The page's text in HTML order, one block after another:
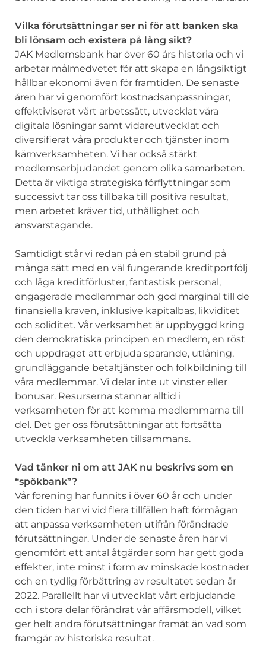
Vilka förutsättningar ser ni för att banken ska
bli lönsam och existera på lång sikt?
JAK Medlemsbank har över 60 års historia och vi
arbetar målmedvetet för att skapa en långsiktigt
hållbar ekonomi även för framtiden. De senaste
åren har vi genomfört kostnadsanpassningar,
effektiviserat vårt arbetssätt, utvecklat våra
digitala lösningar samt vidareutvecklat och
diversifierat våra produkter och tjänster inom
kärnverksamheten. Vi har också stärkt
medlemserbjudandet genom olika samarbeten.
Detta är viktiga strategiska förflyttningar som
successivt tar oss tillbaka till positiva resultat,
men arbetet kräver tid, uthållighet och
ansvarstagande.
Samtidigt står vi redan på en stabil grund på
många sätt med en väl fungerande kreditportfölj
och låga kreditförluster, fantastisk personal,
engagerade medlemmar och god marginal till de
finansiella kraven, inklusive kapitalbas, likviditet
och soliditet. Vår verksamhet är uppbyggd kring
den demokratiska principen en medlem, en röst
och uppdraget att erbjuda sparande, utlåning,
grundläggande betaltjänster och folkbildning till
våra medlemmar. Vi delar inte ut vinster eller
bonusar. Resurserna stannar alltid i
verksamheten för att komma medlemmarna till
del. Det ger oss förutsättningar att fortsätta
utveckla verksamheten tillsammans.
Vad tänker ni om att JAK nu beskrivs som en
“spökbank”?
Vår förening har funnits i över 60 år och under
den tiden har vi vid flera tillfällen haft förmågan
att anpassa verksamheten utifrån förändrade
förutsättningar. Under de senaste åren har vi
genomfört ett antal åtgärder som har gett goda
effekter, inte minst i form av minskade kostnader
och en tydlig förbättring av resultatet sedan år
2022. Parallellt har vi utvecklat vårt erbjudande
och i stora delar förändrat vår affärsmodell, vilket
ger helt andra förutsättningar framåt än vad som
framgår av historiska resultat.